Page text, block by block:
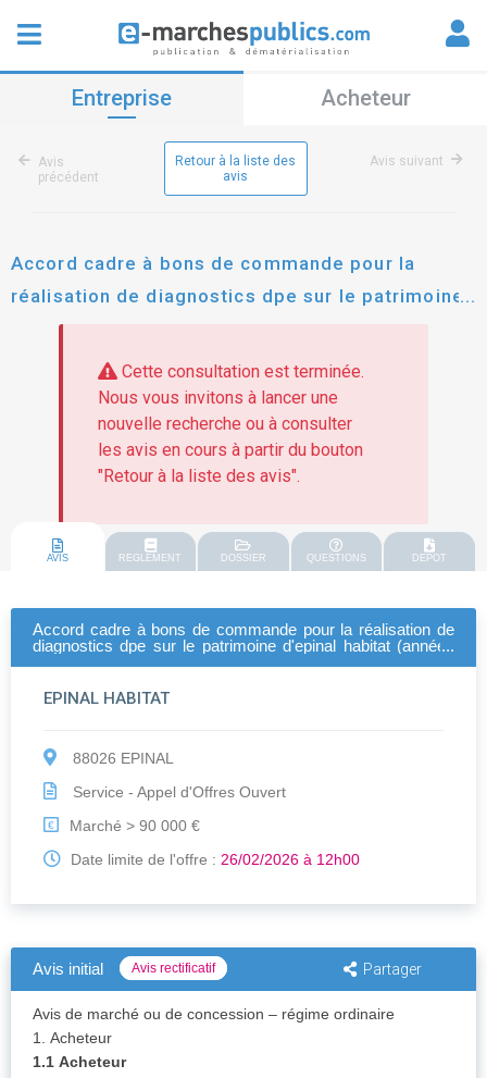
Entreprise Acheteur
Avis
précédent
Retour à la liste des
avis
Avis suivant
Accord cadre à bons de commande pour la
réalisation de diagnostics dpe sur le patrimoine
d'epinal habitat (années 2026 et suivantes)
Cette consultation est terminée.
Nous vous invitons à lancer une
nouvelle recherche ou à consulter
les avis en cours à partir du bouton
"Retour à la liste des avis".
AVIS REGLEMENT DOSSIER QUESTIONS DEPOT
Accord cadre à bons de commande pour la réalisation de
diagnostics dpe sur le patrimoine d'epinal habitat (années
EPINAL HABITAT
88026 EPINAL
Service - Appel d'Offres Ouvert
€
Marché > 90 000 €
Date limite de l'offre : 26/02/2026 à 12h00
Avis initial Avis rectificatif Partager
Avis de marché ou de concession – régime ordinaire
1. Acheteur
1.1 Acheteur